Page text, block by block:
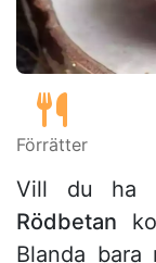
Förrätter
Vill du ha
Rödbetan
Blanda bara